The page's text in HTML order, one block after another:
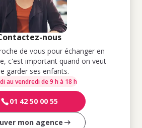
nous
de vous pour échanger en
c'est important quand on veut
garder ses enfants.
au vendredi de 9 h à 18 h
01 42 50 00 55
mon agence